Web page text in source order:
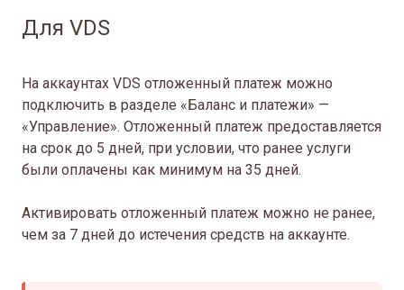
Для VDS
На аккаунтах VDS отложенный платеж можно
подключить в разделе «Баланс и платежи» —
«Управление». Отложенный платеж предоставляется
на срок до 5 дней, при условии, что ранее услуги
были оплачены как минимум на 35 дней.
Активировать отложенный платеж можно не ранее,
чем за 7 дней до истечения средств на аккаунте.